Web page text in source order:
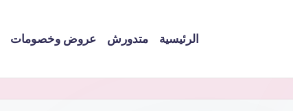
الرئيسية متدورش عروض وخصومات